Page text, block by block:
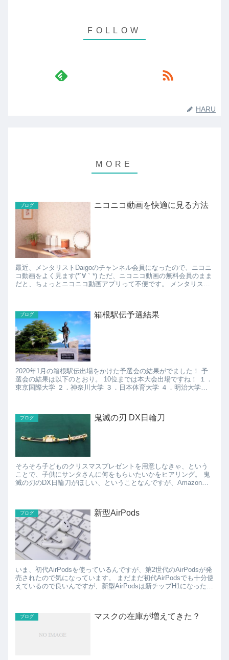
HARU
ブログ ニコニコ動画を快適に見る方法
最近、メンタリストDaigoのチャンネル会員になったので、ニコニ
コ動画をよく見ます(*´∀｀*) ただ、ニコニコ動画の無料会員のまま
だと、ちょっとニコニコ動画アプリって不便です。 メンタリスト
ブログ 箱根駅伝予選結果
2020年1月の箱根駅伝出場をかけた予選会の結果がでました！ 予
選会の結果は以下のとおり。 10位までは本大会出場ですね！ １．
東京国際大学 ２．神奈川大学 ３．日本体育大学 ４．明治大学
ブログ 鬼滅の刃 DX日輪刀
そろそろ子どものクリスマスプレゼントを用意しなきゃ、という
ことで、子供にサンタさんに何をもらいたいかをヒアリング。 鬼
滅の刃のDX日輪刀がほしい、ということなんですが、Amazonで
ブログ 新型AirPods
いま、初代AirPodsを使っているんですが、第2世代のAirPodsが発
売されたので気になっています。 まだまだ初代AirPodsでも十分使
えているので良いんですが、新型AirPodsは新チップH1になったこ
ブログ マスクの在庫が増えてきた？